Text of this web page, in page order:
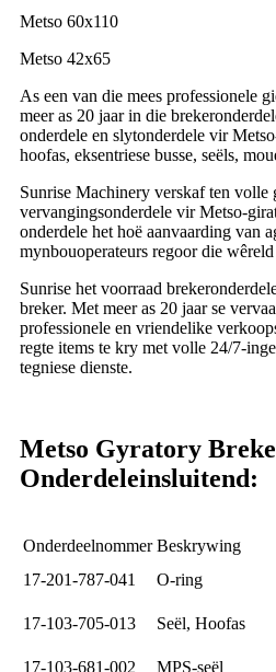
Metso 60x110
Metso 42x65
As een van die mees professionele
meer as 20 jaar in die
onderdele en slytonderdele vir
hoofas, eksentriese busse, seëls,
Sunrise Machinery verskaf ten volle
vervangingsonderdele vir Metso-
onderdele het hoë aanvaarding van
mynbouoperateurs regoor die
Sunrise het voorraad
breker. Met meer as 20 jaar se
professionele en vriendelike
regte items te kry met volle 24/7-
tegniese dienste.
Metso Gyratory
Onderdeleinsluitend:
Onderdeelnommer Beskrywing
17-201-787-041
O-ring
17-103-705-013
Seël, Hoofas
17-103-681-002
MPS-seël